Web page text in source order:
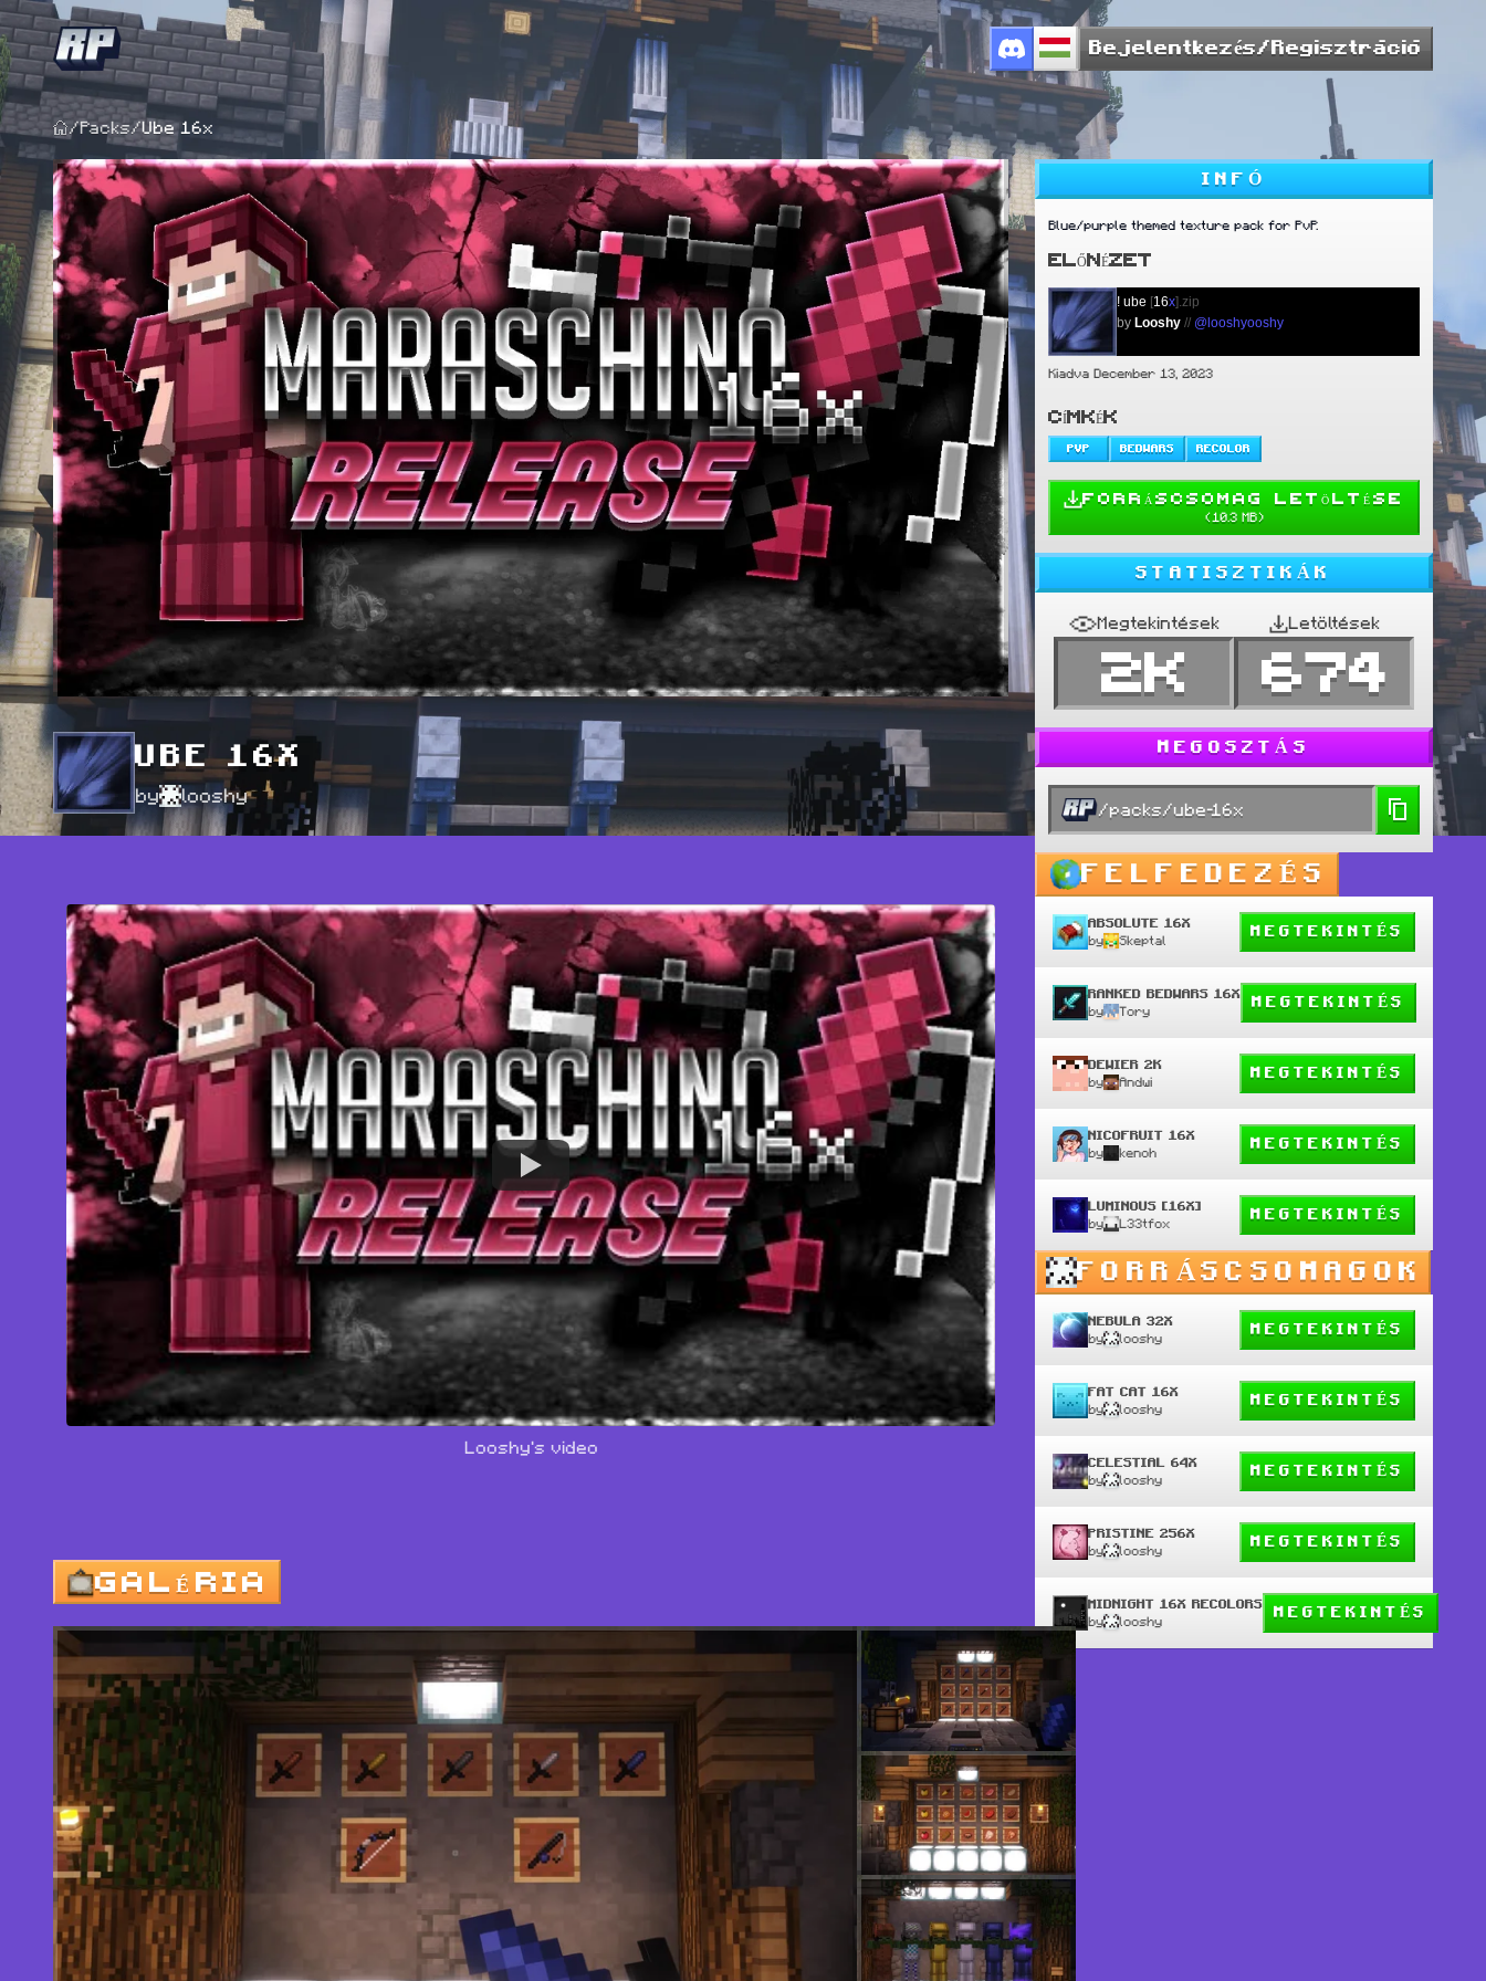
Bejelentkezés/Regisztráció
/Packs/Ube 16x
UBE 16X
by looshy
GALÉRIA
INFÓ
Blue/purple themed texture pack for PvP.
ELŐNÉZET
! ube [16x].zip
by Looshy // @looshyooshy
Kiadva December 13, 2023
CÍMKÉK
PVP BEDWARS RECOLOR
FORRÁSCSOMAG LETÖLTÉSE
(10.3 MB)
STATISZTIKÁK
Megtekintések
2K
Letöltések
674
MEGOSZTÁS
/packs/ube-16x
FELFEDEZÉS
ABSOLUTE 16X
by Skeptal
MEGTEKINTÉS
RANKED BEDWARS 16X
by Tory
MEGTEKINTÉS
DEWIER 2K
by Andwi
MEGTEKINTÉS
NICOFRUIT 16X
by kenoh
MEGTEKINTÉS
LUMINOUS [16X]
by L33tfox
MEGTEKINTÉS
FORRÁSCSOMAGOK
NEBULA 32X
by looshy
MEGTEKINTÉS
FAT CAT 16X
by looshy
MEGTEKINTÉS
CELESTIAL 64X
by looshy
MEGTEKINTÉS
PRISTINE 256X
by looshy
MEGTEKINTÉS
MIDNIGHT 16X RECOLORS
by looshy
MEGTEKINTÉS